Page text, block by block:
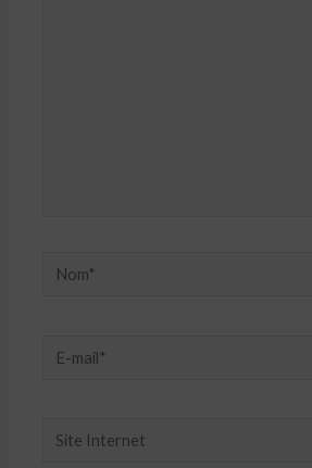
Nom*
E-
Site